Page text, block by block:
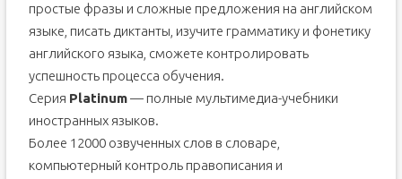
простые фразы и сложные предложения на английском
языке, писать диктанты, изучите грамматику и фонетику
английского языка, сможете контролировать
успешность процесса обучения.
Серия Platinum— полные мультимедиа-учебники
иностранных языков.
Более 12000 озвученных слов в словаре,
компьютерный контроль правописания и